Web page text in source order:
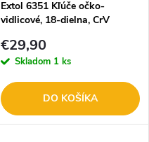
Extol 6351 Kľúče očko-
vidlicové, 18-dielna, CrV
€29,90
Skladom 1 ks
DO KOŠÍKA